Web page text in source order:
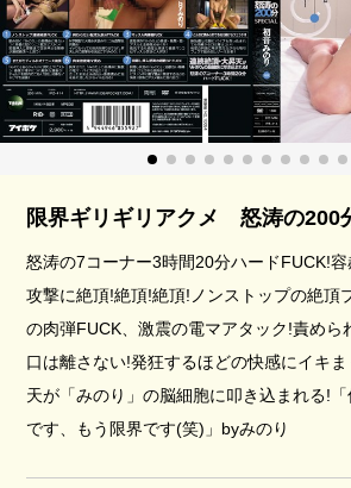
限界ギリギリアクメ 怒涛の200
怒涛の7コーナー3時間20分ハードFUCK!
攻撃に絶頂!絶頂!絶頂!ノンストップの絶頂
の肉弾FUCK、激震の電マアタック!責めら
口は離さない!発狂するほどの快感にイキ
天が「みのり」の脳細胞に叩き込まれる!
です、もう限界です(笑)」byみのり